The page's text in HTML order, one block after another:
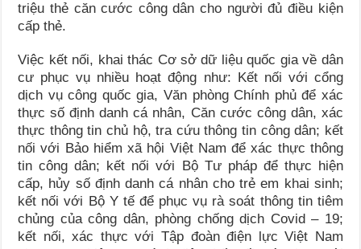
triệu thẻ căn cước công dân cho người đủ điều kiện
cấp thẻ.
Việc kết nối, khai thác Cơ sở dữ liệu quốc gia về dân
cư phục vụ nhiều hoạt động như: Kết nối với cổng
dịch vụ công quốc gia, Văn phòng Chính phủ để xác
thực số định danh cá nhân, Căn cước công dân, xác
thực thông tin chủ hộ, tra cứu thông tin công dân; kết
nối với Bảo hiểm xã hội Việt Nam để xác thực thông
tin công dân; kết nối với Bộ Tư pháp để thực hiện
cấp, hủy số định danh cá nhân cho trẻ em khai sinh;
kết nối với Bộ Y tế để phục vụ rà soát thông tin tiêm
chủng của công dân, phòng chống dịch Covid – 19;
kết nối, xác thực với Tập đoàn điện lực Việt Nam